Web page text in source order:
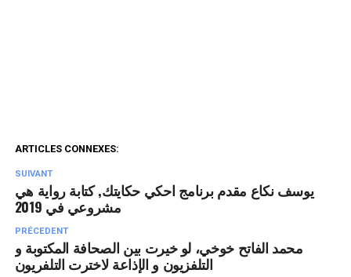
ARTICLES CONNEXES:
SUIVANT
يوسف نكاع مقدم برنامج احكي حكايتك, كتابة رواية هي
مشروعي في 2019
PRÉCEDENT
محمد الفاتح خوخي، لو خيرت بين الصحافة المكتوبة و
التلفزيون و الإذاعة لاخترت التلفريون